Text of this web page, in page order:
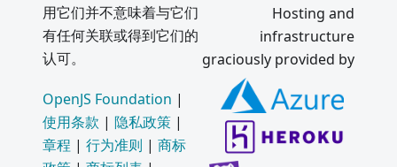
用它们并不意味着与它们
有任何关联或得到它们的
认可。
OpenJS Foundation |
使用条款 | 隐私政策 |
章程 | 行为准则 | 商标
Hosting and
infrastructure
graciously provided by